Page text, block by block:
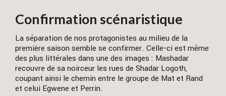
Confirmation scénaristique
La séparation de nos protagonistes au milieu de la
première saison semble se confirmer. Celle-ci est même
des plus littérales dans une des images : Mashadar
recouvre de sa noirceur les rues de Shadar Logoth,
coupant ainsi le chemin entre le groupe de Mat et Rand
et celui Egwene et Perrin.